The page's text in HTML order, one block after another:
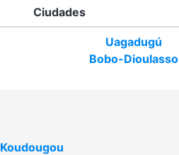
Ciudades
Uagadugú
Bobo-Dioulasso
Koudougou